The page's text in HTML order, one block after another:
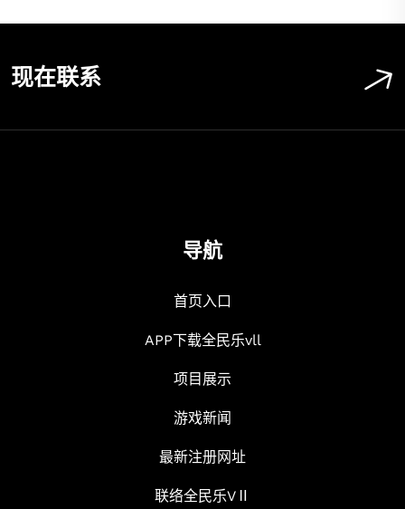
现在联系
导航
首页入口
APP下载全民乐vll
项目展示
游戏新闻
最新注册网址
联络全民乐VⅡ